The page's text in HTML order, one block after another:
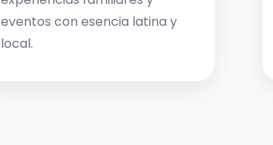
eventos con esencia latina y
local.